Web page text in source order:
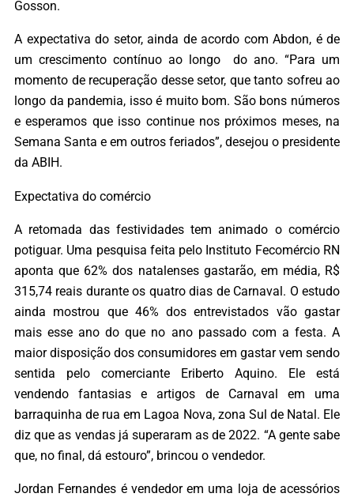
Gosson.
A expectativa do setor, ainda de acordo com Abdon, é de
um crescimento contínuo ao longo do ano. “Para um
momento de recuperação desse setor, que tanto sofreu ao
longo da pandemia, isso é muito bom. São bons números
e esperamos que isso continue nos próximos meses, na
Semana Santa e em outros feriados”, desejou o presidente
da ABIH.
Expectativa do comércio
A retomada das festividades tem animado o comércio
potiguar. Uma pesquisa feita pelo Instituto Fecomércio RN
aponta que 62% dos natalenses gastarão, em média, R$
315,74 reais durante os quatro dias de Carnaval. O estudo
ainda mostrou que 46% dos entrevistados vão gastar
mais esse ano do que no ano passado com a festa. A
maior disposição dos consumidores em gastar vem sendo
sentida pelo comerciante Eriberto Aquino. Ele está
vendendo fantasias e artigos de Carnaval em uma
barraquinha de rua em Lagoa Nova, zona Sul de Natal. Ele
diz que as vendas já superaram as de 2022. “A gente sabe
que, no final, dá estouro”, brincou o vendedor.
Jordan Fernandes é vendedor em uma loja de acessórios